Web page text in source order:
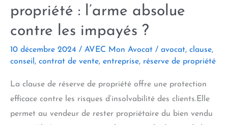
ou
«
Fabriqué
en
propriété : l’arme absolue
contre les impayés ?
10 décembre 2024 / AVEC Mon Avocat / avocat, clause,
conseil , contrat de vente, entreprise, réserve de propriété
La clause de réserve de propriété offre une protection
efficace contre les risques d’insolvabilité des clients.Elle
permet au vendeur de rester propriétaire du bien vendu